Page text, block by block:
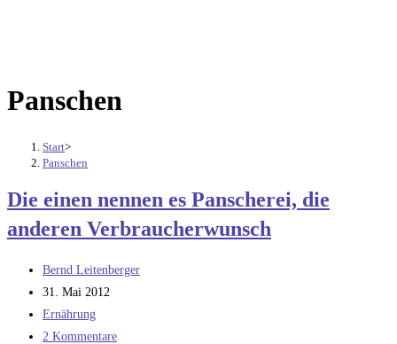
Panschen
Start>
Panschen
Die einen nennen es Panscherei, die
anderen Verbraucherwunsch
Beitrags-
Autor:
Bernd Leitenberger
Beitrag
veröffentlicht:
31. Mai 2012
Beitrags-
Kategorie:
Ernährung
Beitrags-
2 Kommentare